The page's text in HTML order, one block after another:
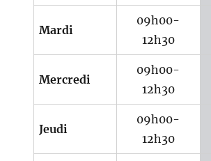
Mardi
09h00-
12h30
Mercredi
09h00-
12h30
Jeudi
09h00-
12h30